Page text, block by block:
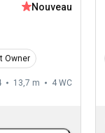
Nouveau
Owner
13,7 m 4 WC